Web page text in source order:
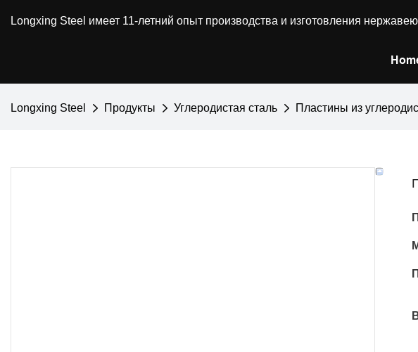
Longxing Steel имеет 11-летний опыт производства и изготовления
Longxing Steel Продукты Углеродистая сталь Пластины из